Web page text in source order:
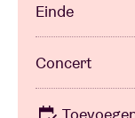
Over AB
Contact
Einde
Concert